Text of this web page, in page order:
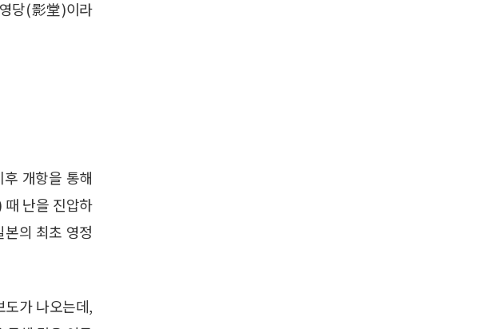
당(影堂)이라
개항을 통해
난을 진압하
의 최초 영정
가 나오는데,